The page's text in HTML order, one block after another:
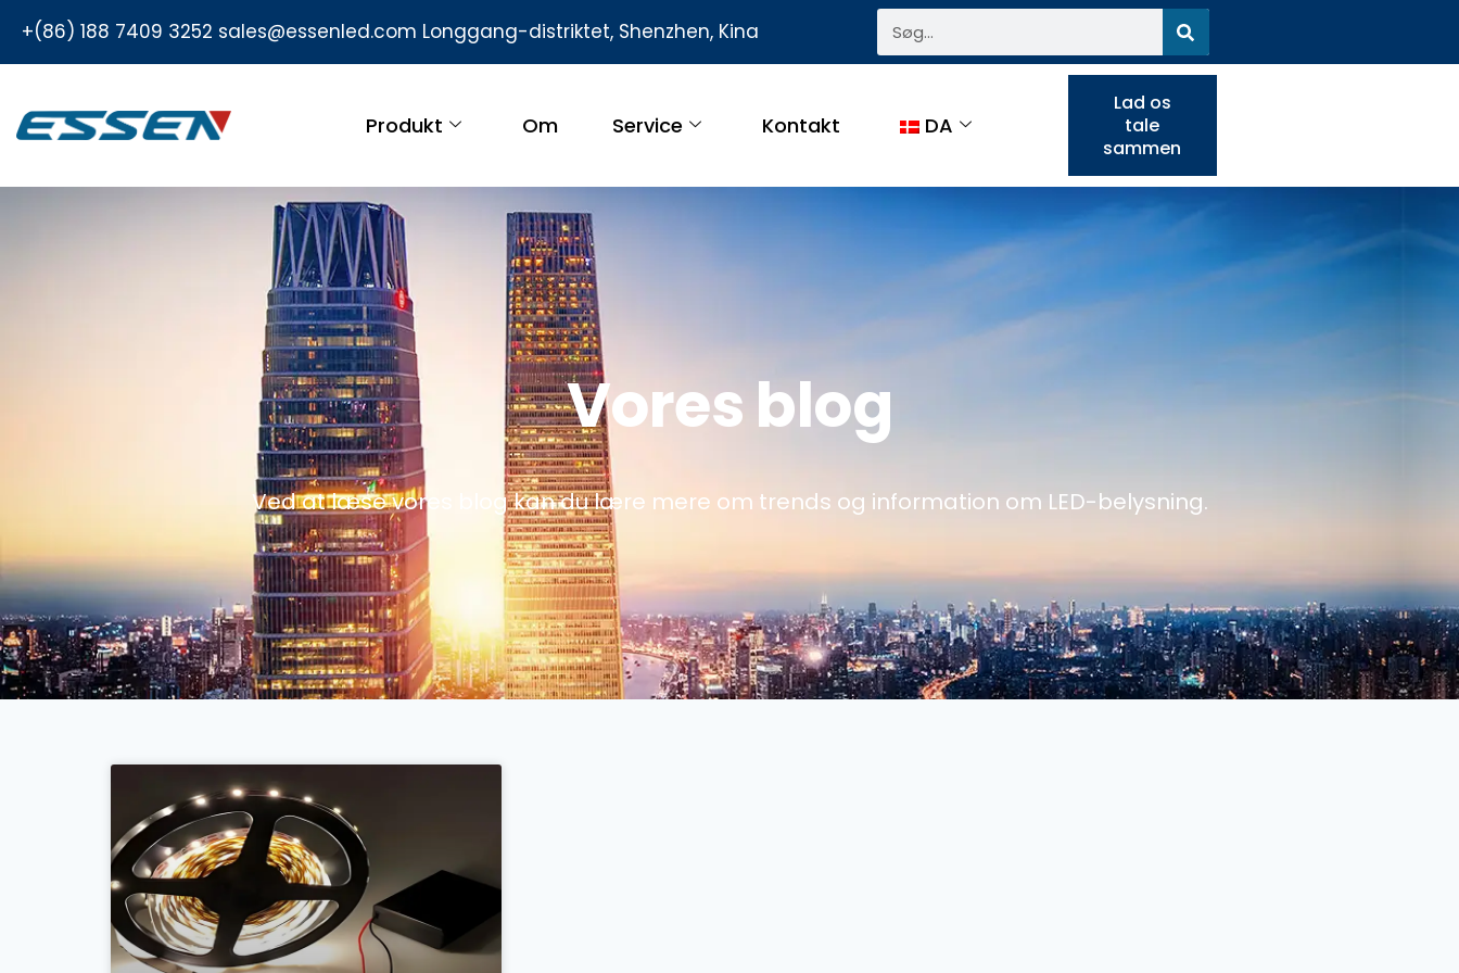
+(86) 188 7409 3252 sales@essenled.com Longgang-distriktet, Shenzhen, Kina
Produkt Om Service Kontakt DA
Lad os
tale
sammen
Vores blog
Ved at læse vores blog kan du lære mere om trends og information om LED-belysning.